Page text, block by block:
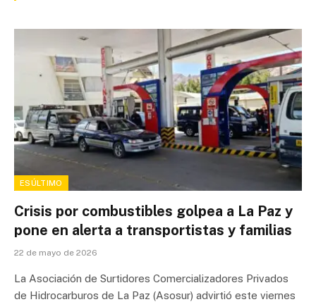
ESÚLTIMO
Crisis por combustibles golpea a La Paz y
pone en alerta a transportistas y familias
22 de mayo de 2026
La Asociación de Surtidores Comercializadores Privados
de Hidrocarburos de La Paz (Asosur) advirtió este viernes